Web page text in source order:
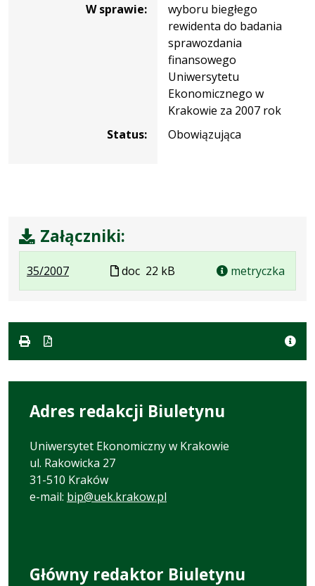
W sprawie:
wyboru biegłego
rewidenta do badania
sprawozdania
finansowego
Uniwersytetu
Ekonomicznego w
Krakowie za 2007 rok
Status:
Obowiązująca
Załączniki:
35/2007.
Plik
formacie:
.
Rozmiar
22
Plik
w
doc 22 kB metryczka
Adres redakcji Biuletynu
Uniwersytet Ekonomiczny w Krakowie
ul. Rakowicka 27
31-510 Kraków
e-mail: bip@uek.krakow.pl
Główny redaktor Biuletynu